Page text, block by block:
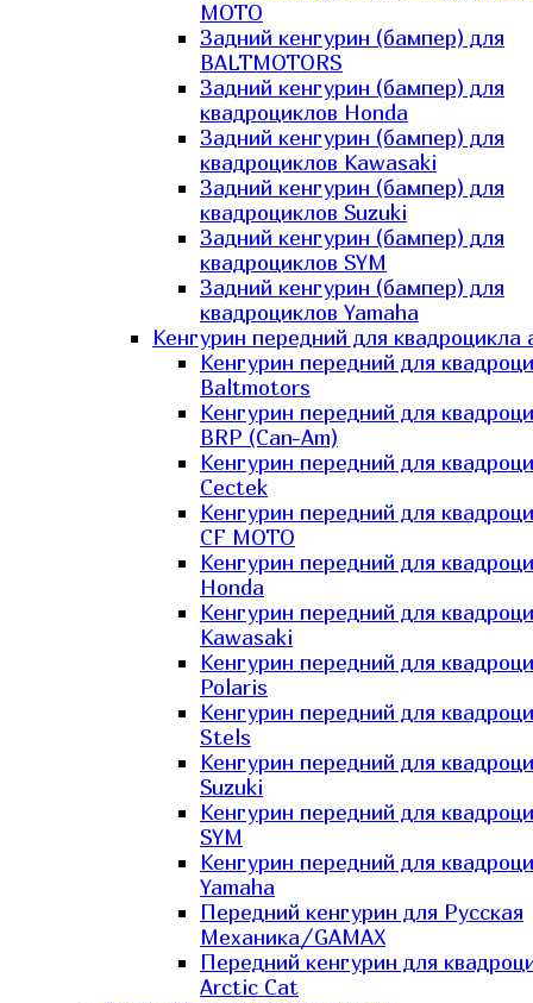
MOTO
Задний кенгурин (бампер) для
BALTMOTORS
Задний кенгурин (бампер) для
квадроциклов Honda
Задний кенгурин (бампер) для
квадроциклов Kawasaki
Задний кенгурин (бампер) для
квадроциклов Suzuki
Задний кенгурин (бампер) для
квадроциклов SYM
Задний кенгурин (бампер) для
квадроциклов Yamaha
Кенгурин передний для квадроцикла
Кенгурин передний для
Baltmotors
Кенгурин передний для
BRP (Can-Am)
Кенгурин передний для
Cectek
Кенгурин передний для
CF MOTO
Кенгурин передний для
Honda
Кенгурин передний для
Kawasaki
Кенгурин передний для
Polaris
Кенгурин передний для
Stels
Кенгурин передний для
Suzuki
Кенгурин передний для
SYM
Кенгурин передний для
Yamaha
Передний кенгурин для Русская
Механика/GAMAX
Передний кенгурин для
Arctic Cat